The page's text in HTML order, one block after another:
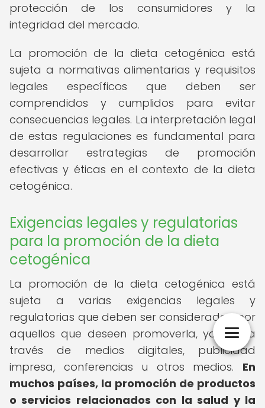
protección de los consumidores y la
integridad del mercado.
La promoción de la dieta cetogénica está
sujeta a normativas alimentarias y requisitos
legales específicos que deben ser
comprendidos y cumplidos para evitar
consecuencias legales. La interpretación legal
de estas regulaciones es fundamental para
desarrollar estrategias de promoción
efectivas y éticas en el contexto de la dieta
cetogénica.
Exigencias legales y regulatorias
para la promoción de la dieta
cetogénica
La promoción de la dieta cetogénica está
sujeta a varias exigencias legales y
regulatorias que deben ser consideradas por
aquellos que deseen promoverla, ya sea a
través de medios digitales, publicidad
impresa, conferencias u otros medios. En
muchos países, la promoción de productos
o servicios relacionados con la salud y la